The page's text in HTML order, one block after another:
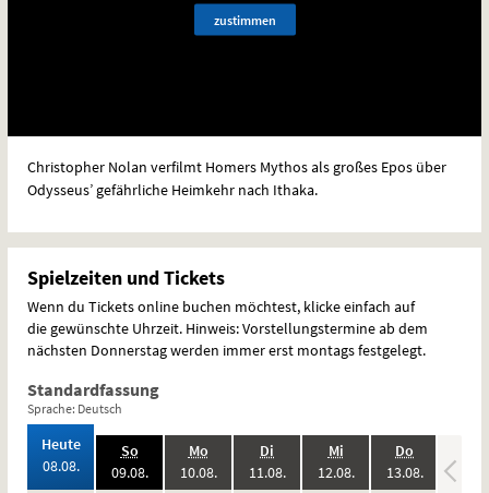
zustimmen
Christopher Nolan verfilmt Homers Mythos als großes Epos über
Odysseus’ gefährliche Heimkehr nach Ithaka.
Spielzeiten und Tickets
Wenn du Tickets online buchen möchtest, klicke einfach auf
die gewünschte Uhrzeit. Hinweis: Vorstellungstermine ab dem
nächsten Donnerstag werden immer erst montags festgelegt.
Standardfassung
Sprache: Deutsch
Heute,
08.08.2026:
So.,
09.08.2026:
Mo.,
10.08.2026:
Di
11.08.2026:
Mi.,
12.08.2026:
Do
13.08.2026: